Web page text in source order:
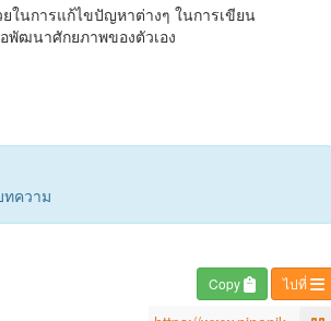
ในการแก้ไขปัญหาต่างๆ ในการเขียน
พัฒนาศักยภาพของตัวเอง
ทความ
ไปที่
Copy